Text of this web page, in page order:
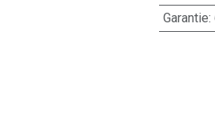
Garantie: